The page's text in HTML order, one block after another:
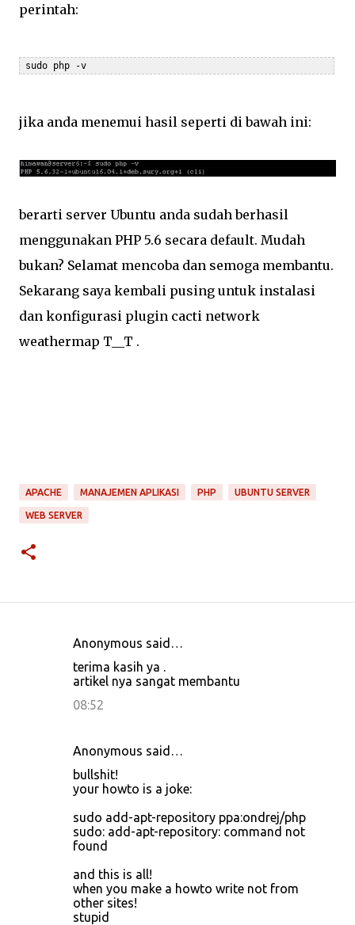
perintah:
sudo php -v
jika anda menemui hasil seperti di bawah ini:
berarti server Ubuntu anda sudah berhasil
menggunakan PHP 5.6 secara default. Mudah
bukan? Selamat mencoba dan semoga membantu.
Sekarang saya kembali pusing untuk instalasi
dan konfigurasi plugin cacti network
weathermap T__T .
APACHE MANAJEMEN APLIKASI PHP UBUNTU SERVER
WEB SERVER
Anonymous said…
terima kasih ya .
artikel nya sangat membantu
08:52
Anonymous said…
bullshit!
your howto is a joke:
sudo add-apt-repository ppa:ondrej/php
sudo: add-apt-repository: command not
found
and this is all!
when you make a howto write not from
other sites!
stupid